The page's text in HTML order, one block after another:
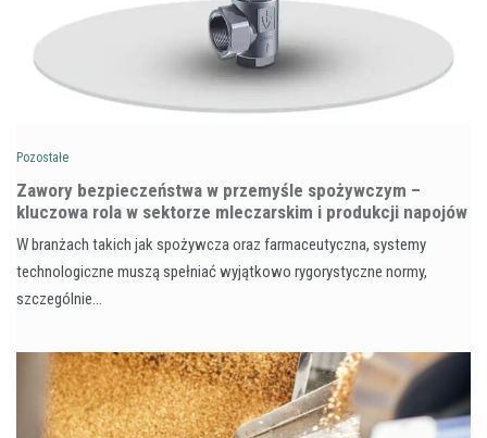
Pozostałe
Zawory bezpieczeństwa w przemyśle spożywczym –
kluczowa rola w sektorze mleczarskim i produkcji napojów
W branżach takich jak spożywcza oraz farmaceutyczna, systemy
technologiczne muszą spełniać wyjątkowo rygorystyczne normy,
szczególnie…